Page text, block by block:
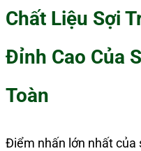
Chất Liệu Sợi
Đỉnh Cao Của
Toàn
Điểm nhấn lớn nhất của